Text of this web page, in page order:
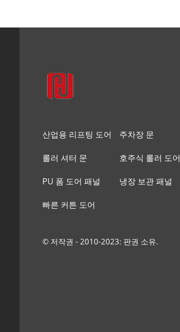
산업용 리프팅 도어 주차장 문
롤러 셔터 문 호주식 롤러 도어
PU 폼 도어 패널 냉장 보관 패널
빠른 커튼 도어
© 저작권 - 2010-2023: 판권 소유.